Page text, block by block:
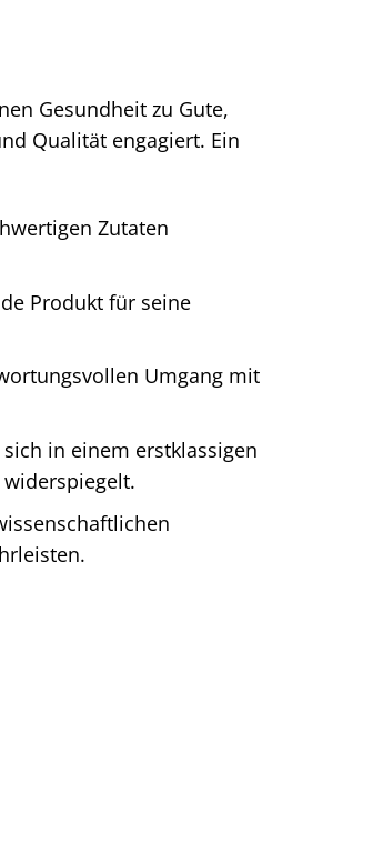
Gesundheit zu Gute,
Qualität engagiert. Ein
Zutaten
Produkt für seine
Umgang mit
in einem erstklassigen